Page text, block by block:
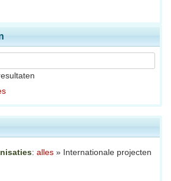
: alles » Internationale projecten